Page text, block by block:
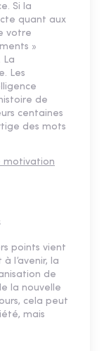
Si la
quant aux
votre
»
La
Les
de
centaines
des mots
motivation
points vient
l’avenir, la
de
la nouvelle
cela peut
mais